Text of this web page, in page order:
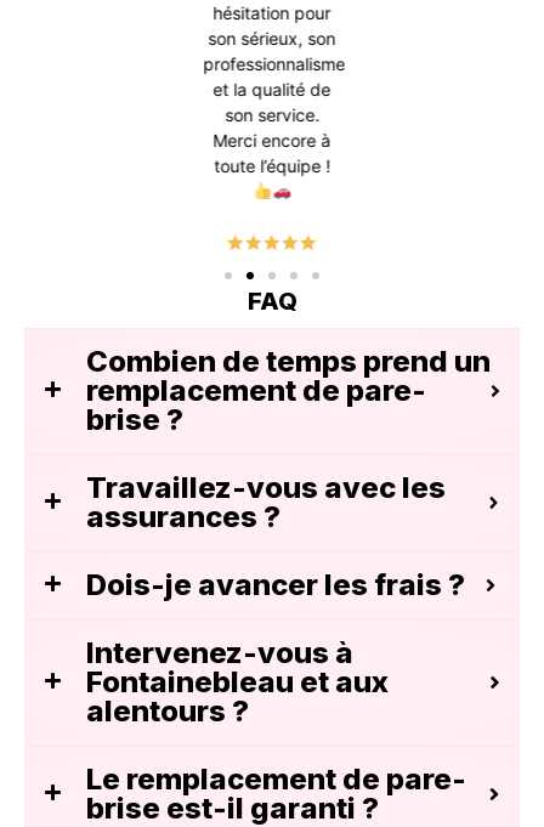
hésitation pour
son sérieux, son
professionnalisme
et la qualité de
son service.
Merci encore à
toute l’équipe !
FAQ
Combien de temps prend un
remplacement de pare-
brise ?
Travaillez-vous avec les
assurances ?
Dois-je avancer les frais ?
Intervenez-vous à
Fontainebleau et aux
alentours ?
Le remplacement de pare-
brise est-il garanti ?